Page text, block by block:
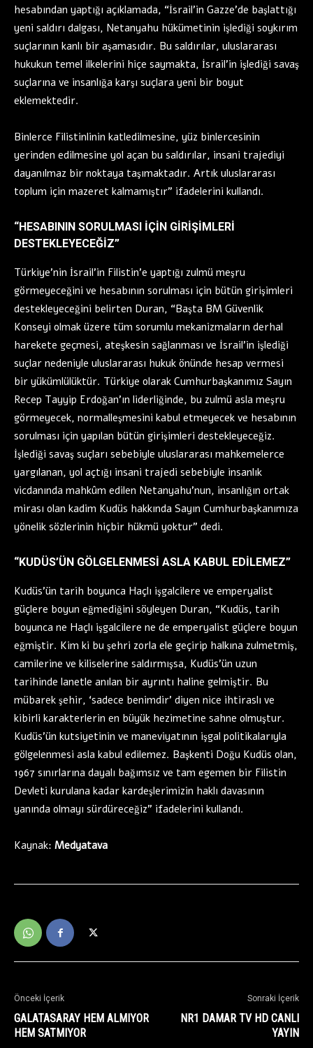
hesabından yaptığı açıklamada, “İsrail’in Gazze’de başlattığı
yeni saldırı dalgası, Netanyahu hükümetinin işlediği soykırım
suçlarının kanlı bir aşamasıdır. Bu saldırılar, uluslararası
hukukun temel ilkelerini hiçe saymakta, İsrail’in işlediği savaş
suçlarına ve insanlığa karşı suçlara yeni bir boyut
eklemektedir.
Binlerce Filistinlinin katledilmesine, yüz binlercesinin
yerinden edilmesine yol açan bu saldırılar, insani trajediyi
dayanılmaz bir noktaya taşımaktadır. Artık uluslararası
toplum için mazeret kalmamıştır” ifadelerini kullandı.
“HESABININ SORULMASI İÇİN GİRİŞİMLERİ
DESTEKLEYECEĞİZ”
Türkiye’nin İsrail’in Filistin’e yaptığı zulmü meşru
görmeyeceğini ve hesabının sorulması için bütün girişimleri
destekleyeceğini belirten Duran, “Başta BM Güvenlik
Konseyi olmak üzere tüm sorumlu mekanizmaların derhal
harekete geçmesi, ateşkesin sağlanması ve İsrail’in işlediği
suçlar nedeniyle uluslararası hukuk önünde hesap vermesi
bir yükümlülüktür. Türkiye olarak Cumhurbaşkanımız Sayın
Recep Tayyip Erdoğan’ın liderliğinde, bu zulmü asla meşru
görmeyecek, normalleşmesini kabul etmeyecek ve hesabının
sorulması için yapılan bütün girişimleri destekleyeceğiz.
İşlediği savaş suçları sebebiyle uluslararası mahkemelerce
yargılanan, yol açtığı insani trajedi sebebiyle insanlık
vicdanında mahkûm edilen Netanyahu’nun, insanlığın ortak
mirası olan kadim Kudüs hakkında Sayın Cumhurbaşkanımıza
yönelik sözlerinin hiçbir hükmü yoktur” dedi.
“KUDÜS’ÜN GÖLGELENMESİ ASLA KABUL EDİLEMEZ”
Kudüs’ün tarih boyunca Haçlı işgalcilere ve emperyalist
güçlere boyun eğmediğini söyleyen Duran, “Kudüs, tarih
boyunca ne Haçlı işgalcilere ne de emperyalist güçlere boyun
eğmiştir. Kim ki bu şehri zorla ele geçirip halkına zulmetmiş,
camilerine ve kiliselerine saldırmışsa, Kudüs’ün uzun
tarihinde lanetle anılan bir ayrıntı haline gelmiştir. Bu
mübarek şehir, ‘sadece benimdir’ diyen nice ihtiraslı ve
kibirli karakterlerin en büyük hezimetine sahne olmuştur.
Kudüs’ün kutsiyetinin ve maneviyatının işgal politikalarıyla
gölgelenmesi asla kabul edilemez. Başkenti Doğu Kudüs olan,
1967 sınırlarına dayalı bağımsız ve tam egemen bir Filistin
Devleti kurulana kadar kardeşlerimizin haklı davasının
yanında olmayı sürdüreceğiz” ifadelerini kullandı.
Kaynak: Medyatava
Önceki İçerik
GALATASARAY HEM ALMIYOR
HEM SATMIYOR
Sonraki İçerik
NR1 DAMAR TV HD CANLI
YAYIN